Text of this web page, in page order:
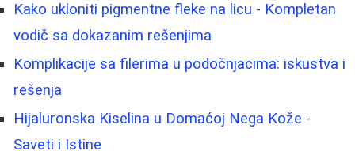
Kako ukloniti pigmentne fleke na licu - Kompletan
vodič sa dokazanim rešenjima
Komplikacije sa filerima u podočnjacima: iskustva i
rešenja
Hijaluronska Kiselina u Domaćoj Nega Kože -
Saveti i Istine